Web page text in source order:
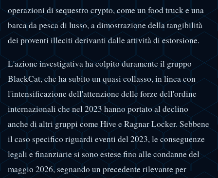
operazioni di sequestro crypto, come un food truck e una
barca da pesca di lusso, a dimostrazione della tangibilità
dei proventi illeciti derivanti dalle attività di estorsione.
L'azione investigativa ha colpito duramente il gruppo
BlackCat, che ha subito un quasi collasso, in linea con
l'intensificazione dell'attenzione delle forze dell'ordine
internazionali che nel 2023 hanno portato al declino
anche di altri gruppi come Hive e Ragnar Locker. Sebbene
il caso specifico riguardi eventi del 2023, le conseguenze
legali e finanziarie si sono estese fino alle condanne del
maggio 2026, segnando un precedente rilevante per